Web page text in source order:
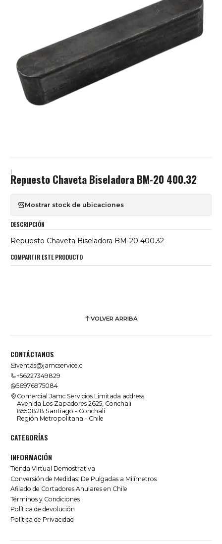
|
Repuesto Chaveta Biseladora BM-20 400.32
Mostrar stock de ubicaciones
DESCRIPCIÓN
Repuesto Chaveta Biseladora BM-20 400.32
COMPARTIR ESTE PRODUCTO
VOLVER ARRIBA
CONTÁCTANOS
ventas@jamcservice.cl
+56227349829
56976975084
Comercial Jamc Servicios Limitada address
Avenida Los Zapadores 2625, Conchali
8550828 Santiago - Conchalí
Región Metropolitana - Chile
CATEGORÍAS
INFORMACIÓN
Tienda Virtual Demostrativa
Conversión de Medidas: De Pulgadas a Milímetros
Afilado de Cortadores Anulares en Chile
Términos y Condiciones
Política de devolución
Política de Privacidad